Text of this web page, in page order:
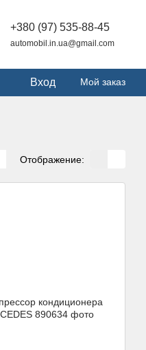
+380 (97) 535-88-45
automobil.in.ua@gmail.com
Вход Мой заказ
Отображение: